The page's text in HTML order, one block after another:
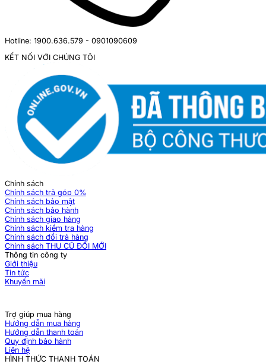
Hotline: 1900.636.579 - 0901090609
KẾT NỐI VỚI CHÚNG TÔI
Chính sách
Chính sách trả góp 0%
Chính sách bảo mật
Chính sách bảo hành
Chính sách giao hàng
Chính sách kiểm tra hàng
Chính sách đổi trả hàng
Chính sách THU CŨ ĐỔI MỚI
Thông tin công ty
Giới thiệu
Tin tức
Khuyến mãi
Trợ giúp mua hàng
Hướng dẫn mua hàng
Hướng dẫn thanh toán
Quy định bảo hành
Liên hệ
HÌNH THỨC THANH TOÁN